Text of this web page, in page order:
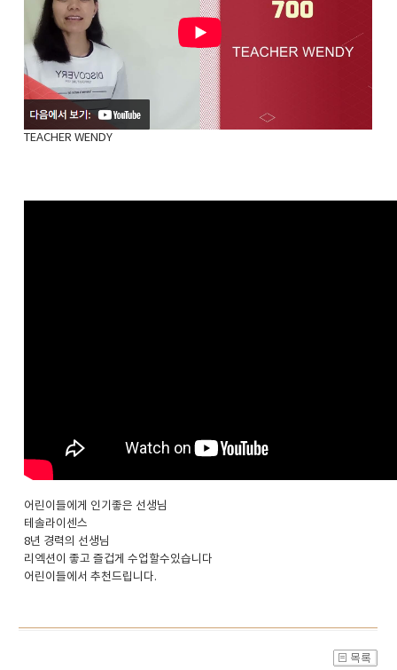
TEACHER WENDY
어린이들에게 인기좋은 선생님
테솔라이센스
8년 경력의 선생님
리엑션이 좋고 즐겁게 수업할수있습니다
어린이들에서 추천드립니다.